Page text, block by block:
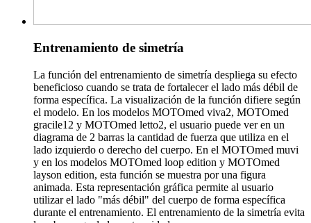
Entrenamiento de simetría
La función del entrenamiento de simetría despliega su efecto
beneficioso cuando se trata de fortalecer el lado más débil de
forma específica. La visualización de la función difiere según
el modelo. En los modelos MOTOmed viva2, MOTOmed
gracile12 y MOTOmed letto2, el usuario puede ver en un
diagrama de 2 barras la cantidad de fuerza que utiliza en el
lado izquierdo o derecho del cuerpo. En el MOTOmed muvi
y en los modelos MOTOmed loop edition y MOTOmed
layson edition, esta función se muestra por una figura
animada. Esta representación gráfica permite al usuario
utilizar el lado "más débil" del cuerpo de forma específica
durante el entrenamiento. El entrenamiento de la simetría evita